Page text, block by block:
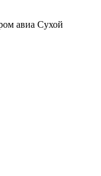
авиа Сухой